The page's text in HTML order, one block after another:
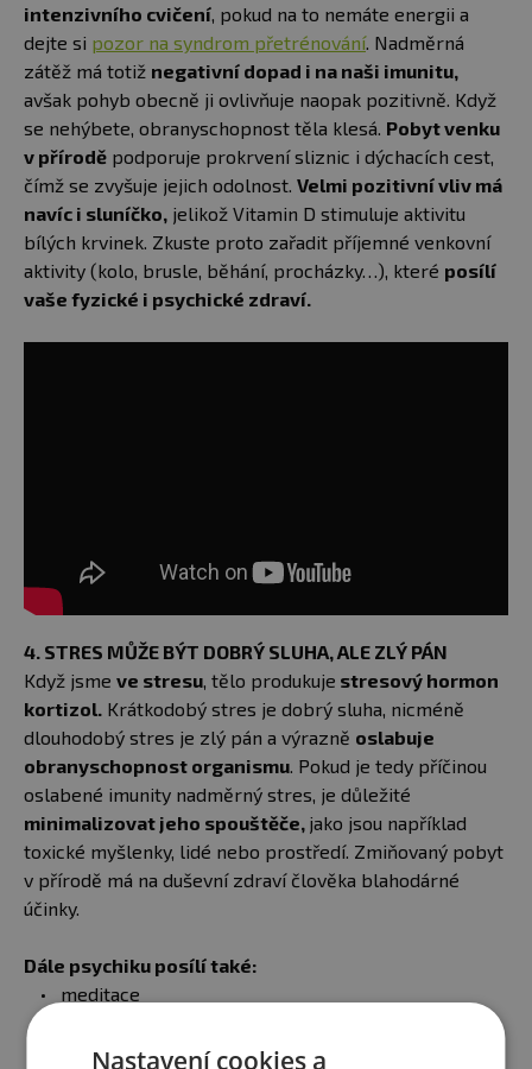
intenzivního cvičení , pokud na to nemáte energii a
dejte si pozor na syndrom přetrénování. Nadměrná
zátěž má totiž negativní dopad i na naši imunitu,
avšak pohyb obecně ji ovlivňuje naopak pozitivně. Když
se nehýbete, obranyschopnost těla klesá. Pobyt venku
v přírodě podporuje prokrvení sliznic i dýchacích cest,
čímž se zvyšuje jejich odolnost. Velmi pozitivní vliv má
navíc i sluníčko, jelikož Vitamin D stimuluje aktivitu
bílých krvinek. Zkuste proto zařadit příjemné venkovní
aktivity (kolo, brusle, běhání, procházky…), které posílí
vaše fyzické i psychické zdraví.
4. STRES MŮŽE BÝT DOBRÝ SLUHA, ALE ZLÝ PÁN
Když jsme ve stresu, tělo produkuje stresový hormon
kortizol. Krátkodobý stres je dobrý sluha, nicméně
dlouhodobý stres je zlý pán a výrazně oslabuje
obranyschopnost organismu. Pokud je tedy příčinou
oslabené imunity nadměrný stres, je důležité
minimalizovat jeho spouštěče, jako jsou například
toxické myšlenky, lidé nebo prostředí. Zmiňovaný pobyt
v přírodě má na duševní zdraví člověka blahodárné
účinky.
Dále psychiku posílí také:
meditace
otužování (začít můžete například střídáním teplé a
Nastavení cookies a